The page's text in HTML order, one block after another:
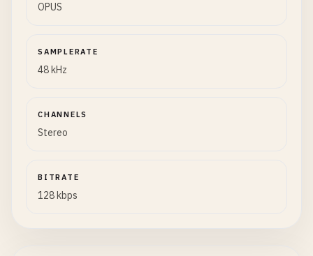
OPUS
SAMPLERATE
48 kHz
CHANNELS
Stereo
BITRATE
128 kbps